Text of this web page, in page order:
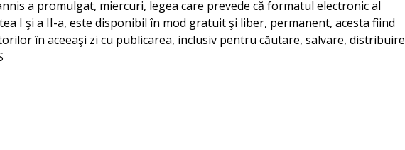
a promulgat, miercuri, legea care prevede că formatul electronic al
I şi a II-a, este disponibil în mod gratuit şi liber, permanent, acesta fiind
în aceeaşi zi cu publicarea, inclusiv pentru căutare, salvare, distribuire